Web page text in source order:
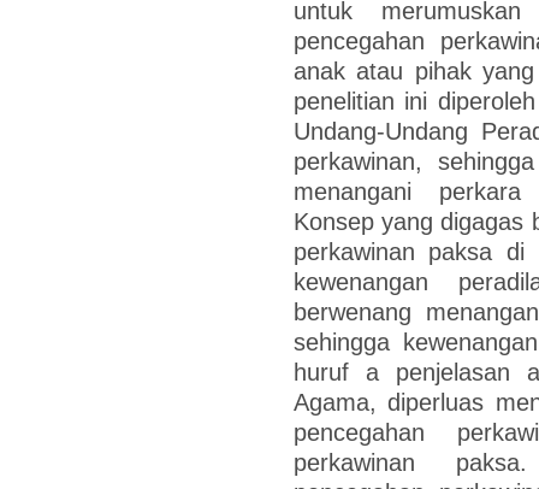
untuk
pencegahan
anak atau pihak
penelitian ini
Undang-Undang
perkawinan,
menangani
Konsep yang digagas
perkawinan paksa di
kewenangan
berwenang
sehingga
huruf a penjelasan
Agama, diperluas
pencegahan
perkawinan